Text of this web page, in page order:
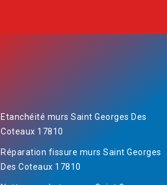
Etanchéité murs Saint Georges Des
Coteaux 17810
Réparation fissure murs Saint Georges
Des Coteaux 17810